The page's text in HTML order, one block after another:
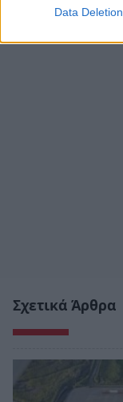
Data Deletion
Σχετικά Άρθρα